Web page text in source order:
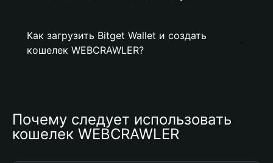
Как загрузить Bitget Wallet и создать
кошелек WEBCRAWLER?
Почему следует использовать
кошелек WEBCRAWLER